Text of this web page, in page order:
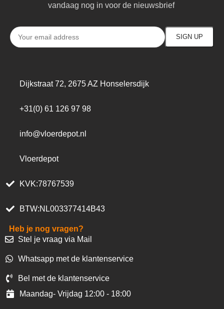
vandaag nog in voor de nieuwsbrief
Dijkstraat 72, 2675 AZ Honselersdijk
+31(0) 61 126 97 98
info@vloerdepot.nl
Vloerdepot
KVK:78767539
BTW:NL003377414B43
Heb je nog vragen?
Stel je vraag via Mail
Whatsapp met de klantenservice
Bel met de klantenservice
Maandag- Vrijdag 12:00 - 18:00